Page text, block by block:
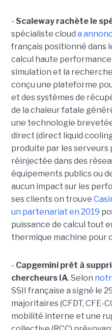
- Scaleway rachète le
spécialiste cloud a
français positionné dans
calcul haute
simulation et la
conçu une plateforme
et des systèmes de
de la chaleur fatale
une technologie
direct (direct liquid
produite par les
réinjectée dans des
équipements publics ou
aucun impact sur les
ses clients on trouve
un partenariat en 2019
puissance de calcul tout
thermique machine pour
- Capgemini prêt à
chercheurs IA. Selon
SSII française a signé le
majoritaires (CFDT, CFE-
mobilité interne et une